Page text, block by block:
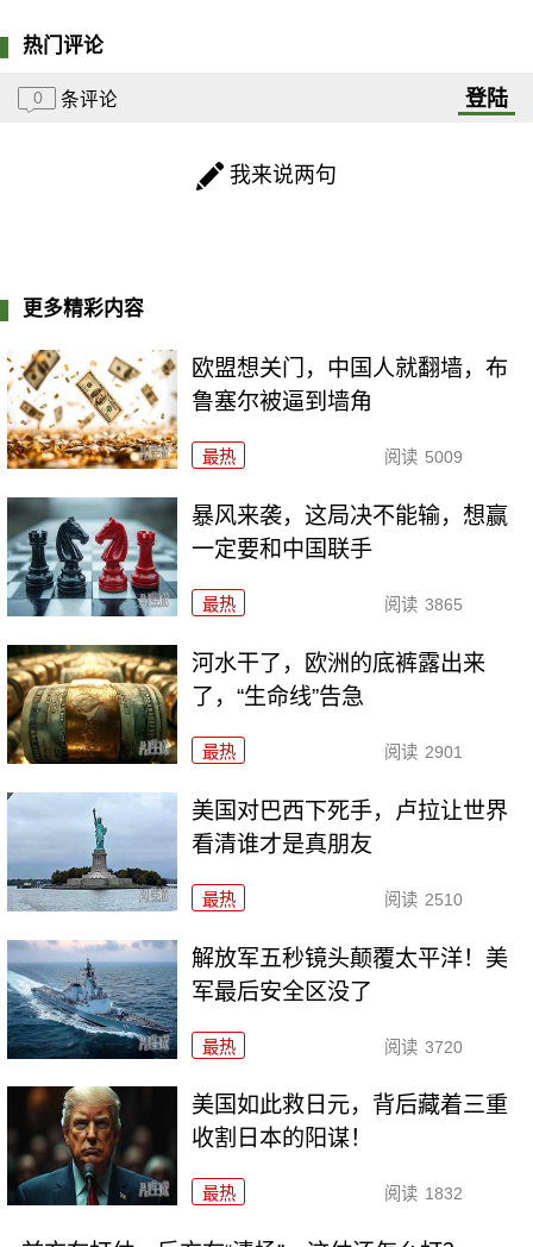
热门评论
0 条评论 登陆
我来说两句
更多精彩内容
欧盟想关门，中国人就翻墙，布
鲁塞尔被逼到墙角
最热 阅读 5009
暴风来袭，这局决不能输，想赢
一定要和中国联手
最热 阅读 3865
河水干了，欧洲的底裤露出来
了，“生命线”告急
最热 阅读 2901
美国对巴西下死手，卢拉让世界
看清谁才是真朋友
最热 阅读 2510
解放军五秒镜头颠覆太平洋！美
军最后安全区没了
最热 阅读 3720
美国如此救日元，背后藏着三重
收割日本的阳谋！
最热 阅读 1832